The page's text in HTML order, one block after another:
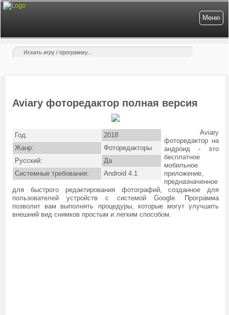
Меню
Aviary фоторедактор полная версия
Год:
2018
Жанр:
Фоторедакторы
Русский:
Да
Системные требования:
Android 4.1
Aviary
фоторедактор на
андроид - это
бесплатное
мобильное
приложение,
предназначенное
для быстрого редактирования фотографий, созданное для
пользователей устройств с системой Google. Программа
позволит вам выполнять процедуры, которые могут улучшить
внешний вид снимков простым и легким способом.